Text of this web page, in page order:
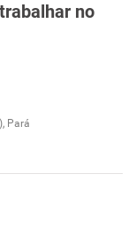
no
Pará